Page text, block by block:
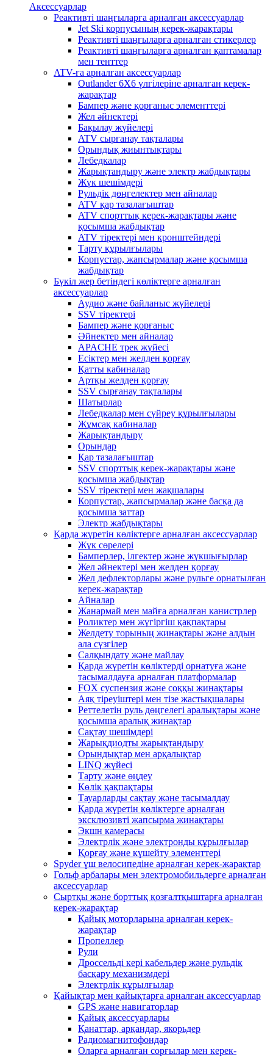
Аксессуарлар
Реактивті шаңғыларға арналған аксессуарлар
Jet Ski корпусының керек-жарақтары
Реактивті шаңғыларға арналған стикерлер
Реактивті шаңғыларға арналған қаптамалар
мен тенттер
ATV-ға арналған аксессуарлар
Outlander 6X6 үлгілеріне арналған керек-
жарақтар
Бампер және қорғаныс элементтері
Жел әйнектері
Бақылау жүйелері
ATV сырғанау тақталары
Орындық жиынтықтары
Лебедкалар
Жарықтандыру және электр жабдықтары
Жүк шешімдері
Рульдік дөңгелектер мен айналар
ATV қар тазалағыштар
ATV спорттық керек-жарақтары және
қосымша жабдықтар
ATV тіректері мен кронштейндері
Тарту құрылғылары
Корпустар, жапсырмалар және қосымша
жабдықтар
Бүкіл жер бетіндегі көліктерге арналған
аксессуарлар
Аудио және байланыс жүйелері
SSV тіректері
Бампер және қорғаныс
Әйнектер мен айналар
APACHE трек жүйесі
Есіктер мен желден қорғау
Қатты кабиналар
Артқы желден қорғау
SSV сырғанау тақталары
Шатырлар
Лебедкалар мен сүйреу құрылғылары
Жұмсақ кабиналар
Жарықтандыру
Орындар
Қар тазалағыштар
SSV спорттық керек-жарақтары және
қосымша жабдықтар
SSV тіректері мен жақшалары
Корпустар, жапсырмалар және басқа да
қосымша заттар
Электр жабдықтары
Қарда жүретін көліктерге арналған аксессуарлар
Жүк сөрелері
Бамперлер, ілгектер және жүкшығырлар
Жел әйнектері мен желден қорғау
Жел дефлекторлары және рульге орнатылған
керек-жарақтар
Айналар
Жанармай мен майға арналған канистрлер
Роликтер мен жүгіргіш қақпақтары
Желдету торының жинақтары және алдын
ала сүзгілер
Салқындату және майлау
Қарда жүретін көліктерді орнатуға және
тасымалдауға арналған платформалар
FOX суспензия және соққы жинақтары
Аяқ тіреуіштері мен тізе жастықшалары
Реттелетін руль дөңгелегі аралықтары және
қосымша аралық жинақтар
Сақтау шешімдері
Жарықдиодты жарықтандыру
Орындықтар мен арқалықтар
LINQ жүйесі
Тарту және өңдеу
Көлік қақпақтары
Тауарларды сақтау және тасымалдау
Қарда жүретін көліктерге арналған
эксклюзивті жапсырма жинақтары
Экшн камерасы
Электрлік және электронды құрылғылар
Қорғау және күшейту элементтері
Spyder үш велосипедіне арналған керек-жарақтар
Гольф арбалары мен электромобильдерге арналған
аксессуарлар
Сыртқы және борттық қозғалтқыштарға арналған
керек-жарақтар
Қайық моторларына арналған керек-
жарақтар
Пропеллер
Рули
Дроссельді кері кабельдер және рульдік
басқару механизмдері
Электрлік құрылғылар
Қайықтар мен қайықтарға арналған аксессуарлар
GPS және навигаторлар
Қайық аксессуарлары
Қанаттар, арқандар, якорьдер
Радиомагнитофондар
Оларға арналған сорғылар мен керек-